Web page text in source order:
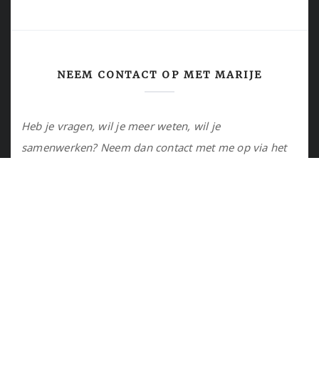
NEEM CONTACT OP MET MARIJE
Heb je vragen, wil je meer weten, wil je
samenwerken? Neem dan contact met me op via het